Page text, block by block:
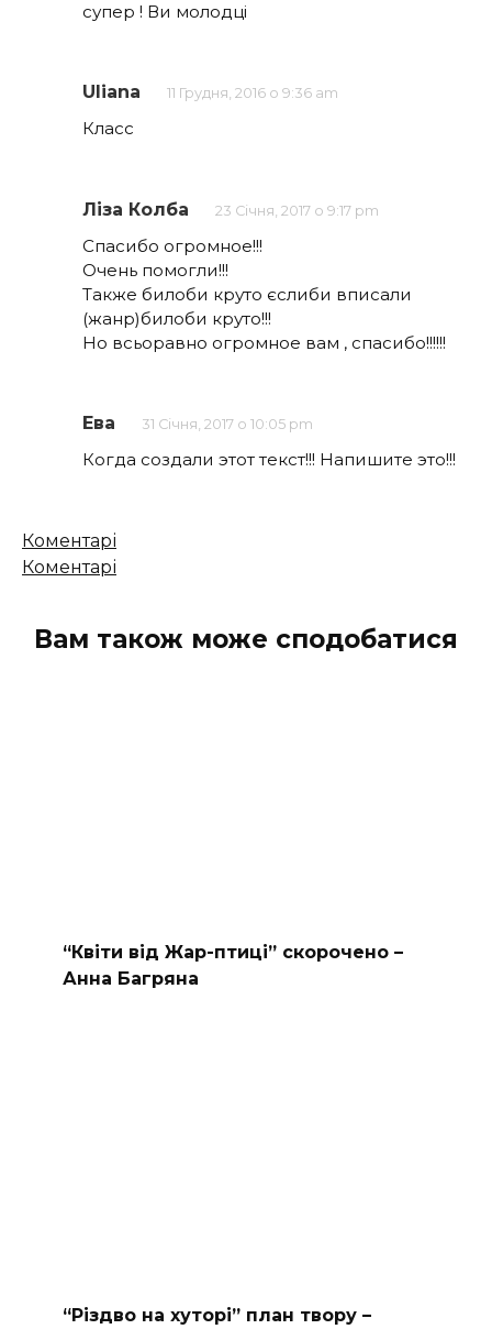
супер ! Ви молодці
Uliana 11 Грудня, 2016 о 9:36 am
Класс
Ліза Колба 23 Січня, 2017 о 9:17 pm
Спасибо огромное!!!
Очень помогли!!!
Также билоби круто єслиби вписали
(жанр)билоби круто!!!
Но всьоравно огромное вам , спасибо!!!!!!
Ева 31 Січня, 2017 о 10:05 pm
Когда создали этот текст!!! Напишите это!!!
Кількість
коментарів
Коментарі
Коментарі
Вам також може сподобатися
“Квіти від Жар-птиці” скорочено –
Анна Багряна
“Різдво на хуторі” план твору –